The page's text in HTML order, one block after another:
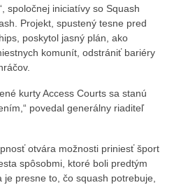
spoločnej iniciatívy so Squash
Projekt, spustený tesne pred
poskytol jasný plán, ako
komunít, odstrániť bariéry
kurty Access Courts sa stanú
povedal generálny riaditeľ
otvára možnosti priniesť šport
spôsobmi, ktoré boli predtým
presne to, čo squash potrebuje,